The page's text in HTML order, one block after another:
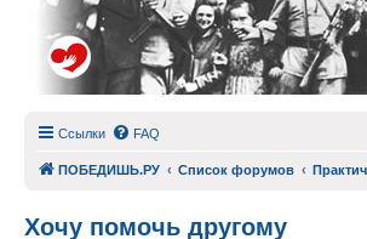
Ссылки FAQ
ПОБЕДИШЬ.РУ Список форумов
Хочу помочь другому